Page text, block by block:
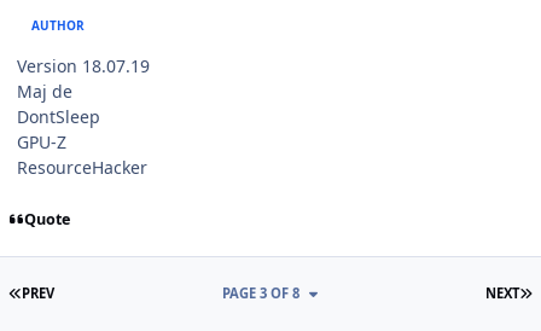
AUTHOR
Version 18.07.19
Maj de
DontSleep
GPU-Z
ResourceHacker
Quote
FIRST PAGE
PREV NEXT
PAGE 3 OF 8